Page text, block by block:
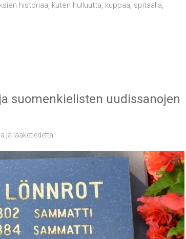
historiaa, kuten hulluutta, kuppaa, spitaalia,
suomenkielisten uudissanojen
ja lääketiedettä